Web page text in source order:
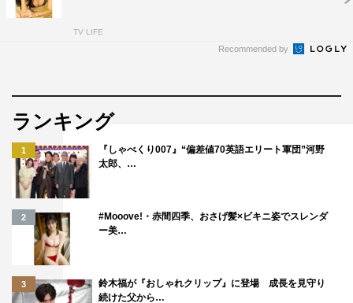
TV LIFE
Recommended by
ランキング
1
『しゃべくり007』“偏差値70英語エリート軍団”河野
太郎、…
2
#Mooove!・赤間四季、おさげ髪×ビキニ姿でスレンダ
ー美…
3
鈴木福が『おしゃれクリップ』に登場 成長を見守り
続けた父から…